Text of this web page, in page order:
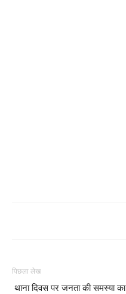
पिछला लेख
थाना दिवस पर जनता की समस्या का